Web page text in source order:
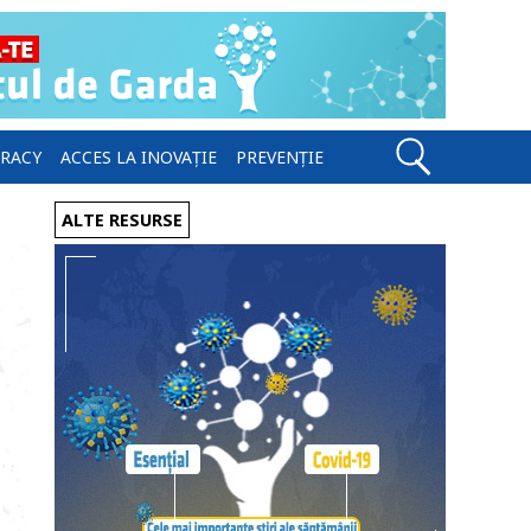
ACCES LA INOVAȚIE PREVENȚIE
ALTE RESURSE